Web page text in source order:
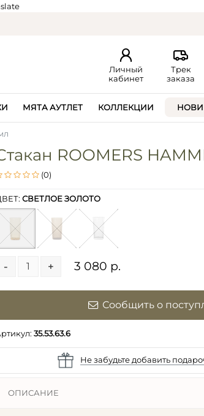
Личный
кабинет
Трек
заказа
МЯТА АУТЛЕТ КОЛЛЕКЦИИ
ROOMERS
(0)
СВЕТЛОЕ ЗОЛОТО
- + 3 080 р.
Сообщить о
35.53.63.6
Не забудьте добавить
ОПИСАНИЕ